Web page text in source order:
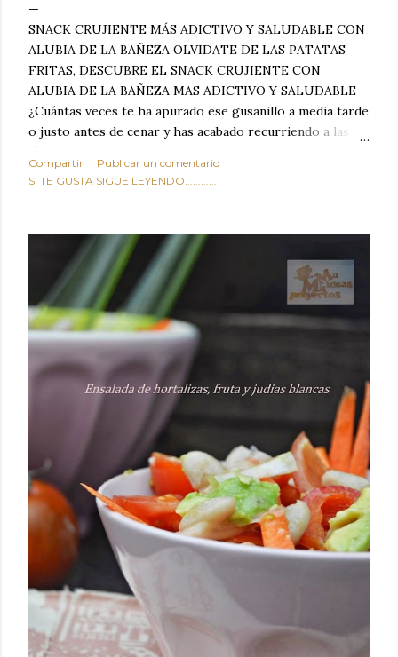
SNACK CRUJIENTE MÁS ADICTIVO Y SALUDABLE CON
ALUBIA DE LA BAÑEZA OLVIDATE DE LAS PATATAS
FRITAS, DESCUBRE EL SNACK CRUJIENTE CON
ALUBIA DE LA BAÑEZA MAS ADICTIVO Y SALUDABLE
¿Cuántas veces te ha apurado ese gusanillo a media tarde
o justo antes de cenar y has acabado recurriendo a las
típicas patatas de bolsa, frutos secos fritos o snacks
ultraprocesados llenos de grasas saturadas y sodio?
sabroso, con ese toque tostado y crujiente que tanto nos
satisface. Estas alubias crujientes al horno van a cambiar
por completo tu forma de ver las legumbres. Olvídate de
asociar las alubias únicamente a los guisos tradicionales y
copiosos de invierno. Con esta receta simple pero
revolucionaria, transformaremos un ingrediente tan
humilde como la alubia de La Bañeza en un snack ligero,
dorado, cargado de proteína y 100% natural. Es el
sustituto perfecto a los frutos se...
Compartir
Publicar un comentario
SI TE GUSTA SIGUE LEYENDO............